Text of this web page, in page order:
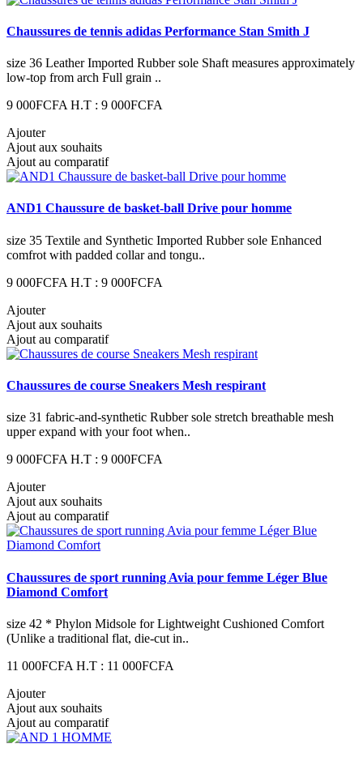
Chaussures de tennis adidas Performance Stan Smith J
size 36 Leather Imported Rubber sole Shaft measures approximately
low-top from arch Full grain ..
9 000FCFA H.T : 9 000FCFA
Ajouter
Ajout aux souhaits
Ajout au comparatif
AND1 Chaussure de basket-ball Drive pour homme
size 35 Textile and Synthetic Imported Rubber sole Enhanced
comfrot with padded collar and tongu..
9 000FCFA H.T : 9 000FCFA
Ajouter
Ajout aux souhaits
Ajout au comparatif
Chaussures de course Sneakers Mesh respirant
size 31 fabric-and-synthetic Rubber sole stretch breathable mesh
upper expand with your foot when..
9 000FCFA H.T : 9 000FCFA
Ajouter
Ajout aux souhaits
Ajout au comparatif
Chaussures de sport running Avia pour femme Léger Blue
Diamond Comfort
size 42 * Phylon Midsole for Lightweight Cushioned Comfort
(Unlike a traditional flat, die-cut in..
11 000FCFA H.T : 11 000FCFA
Ajouter
Ajout aux souhaits
Ajout au comparatif